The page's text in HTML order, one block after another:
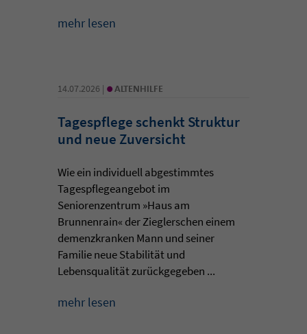
mehr lesen
14.07.2026 | • ALTENHILFE
Tagespflege schenkt Struktur
und neue Zuversicht
Wie ein individuell abgestimmtes
Tagespflegeangebot im
Seniorenzentrum »Haus am
Brunnenrain« der Zieglerschen einem
demenzkranken Mann und seiner
Familie neue Stabilität und
Lebensqualität zurückgegeben ...
mehr lesen